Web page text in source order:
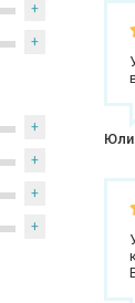
+
+
+
+
+
+